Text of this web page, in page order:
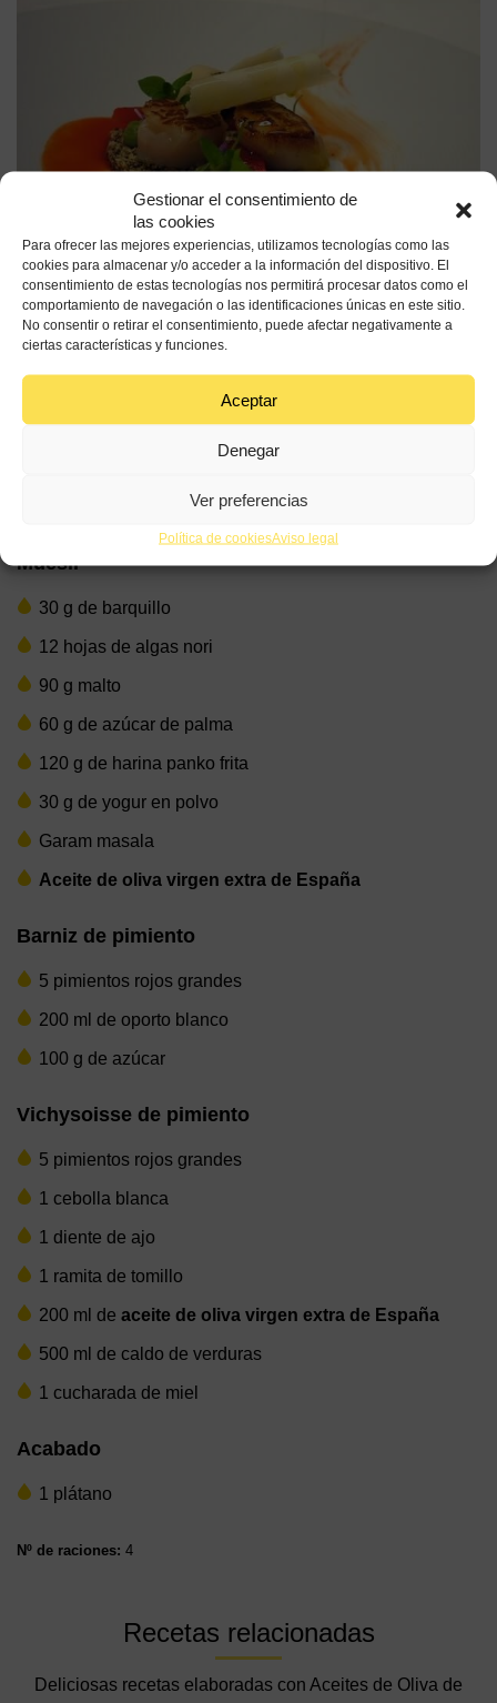
Gestionar el consentimiento de
las cookies
Para ofrecer las mejores experiencias, utilizamos tecnologías como las
cookies para almacenar y/o acceder a la información del dispositivo. El
consentimiento de estas tecnologías nos permitirá procesar datos como el
comportamiento de navegación o las identificaciones únicas en este sitio.
No consentir o retirar el consentimiento, puede afectar negativamente a
ciertas características y funciones.
Aceptar
Denegar
Ver preferencias
Política de cookiesAviso legal
60 min Media
Ingredientes
Muesli
30 g de barquillo
12 hojas de algas nori
90 g malto
60 g de azúcar de palma
120 g de harina panko frita
30 g de yogur en polvo
Garam masala
Aceite de oliva virgen extra de España
Barniz de pimiento
5 pimientos rojos grandes
200 ml de oporto blanco
100 g de azúcar
Vichysoisse de pimiento
5 pimientos rojos grandes
1 cebolla blanca
1 diente de ajo
1 ramita de tomillo
200 ml de aceite de oliva virgen extra de España
500 ml de caldo de verduras
1 cucharada de miel
Acabado
1 plátano
Nº de raciones: 4
Recetas relacionadas
Deliciosas recetas elaboradas con Aceites de Oliva de